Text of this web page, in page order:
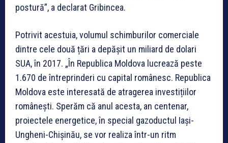
postură”, a declarat Gribincea.
Potrivit acestuia, volumul schimburilor comerciale
dintre cele două țări a depășit un miliard de dolari
SUA, în 2017. „În Republica Moldova lucrează peste
1.670 de întreprinderi cu capital românesc. Republica
Moldova este interesată de atragerea investițiilor
românești. Sperăm că anul acesta, an centenar,
proiectele energetice, în special gazoductul Iași-
Ungheni-Chișinău, se vor realiza într-un ritm